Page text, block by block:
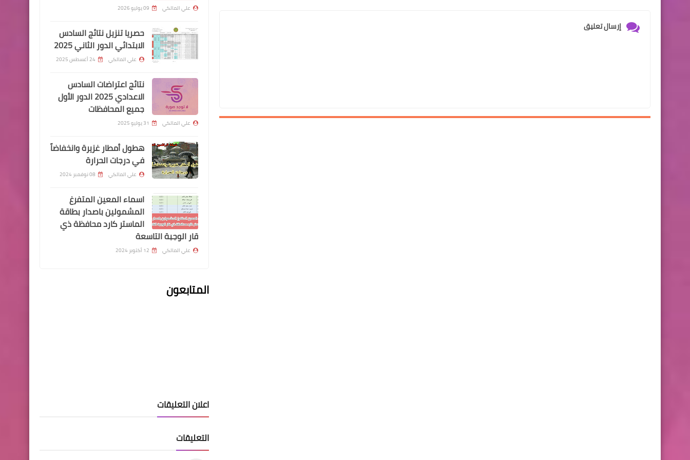
إرسال تعليق
ارتفاع أسعار صرف الدولار اليوم
في بورصة الكفاح
اسماء االرعاية الاجتماعية
اسماء المشمولين بالرعاية
الاجتماعية عن طريق النائب
حامد الموسوي
اسماء الشمول بقطع الاراضي
اسماء المشمولين بالرعاية
الاجتماعية محافظة الديوانية
علي المالكي 09 يوليو 2026
حصريا تنزيل نتائج السادس
الابتدائي الدور الثاني 2025
علي المالكي 24 أغسطس 2025
نتائج اعتراضات السادس
الاعدادي 2025 الدور الأول
جميع المحافظات
علي المالكي 31 يوليو 2025
هطول أمطار غزيرة وانخفاضاً
في درجات الحرارة
علي المالكي 08 نوفمبر 2024
اسماء المعين المتفرغ
المشمولين باصدار بطاقة
الماستر كارد محافظة ذي
قار الوجبة التاسعة
علي المالكي 12 أكتوبر 2024
المتابعون
اعلان التعليقات
التعليقات